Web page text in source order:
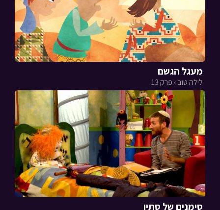
מעגל הגשם
לילה טוב › פרק 13
סימנים של סתיו